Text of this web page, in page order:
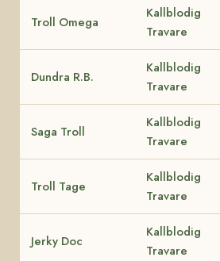
Troll Omega
Kallblodig
Travare
Dundra R.B.
Kallblodig
Travare
Saga Troll
Kallblodig
Travare
Troll Tage
Kallblodig
Travare
Jerky Doc
Kallblodig
Travare